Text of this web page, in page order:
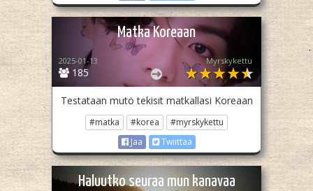
Matka Koreaan
185
2025-01-13 Myrskykettu
Testataan mutö tekisit matkallasi Koreaan
#matka #korea
#myrskykettu
Jaa
Twiittaa
Haluutko seuraa mun kanavaa